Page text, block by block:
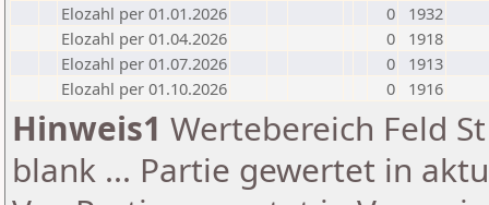
Elozahl per 01.01.2026
0
1932
Elozahl per 01.04.2026
0
1918
Elozahl per 01.07.2026
0
1913
Elozahl per 01.10.2026
0 1916
Hinweis1 Wertebereich Feld
blank ... Partie gewertet in